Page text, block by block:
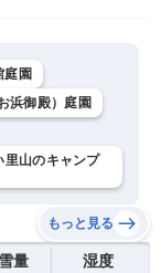
庭園
浜御殿）庭園
里山のキャンプ
もっと見る
量 湿度